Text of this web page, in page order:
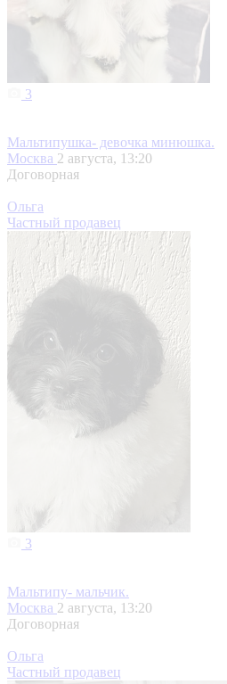
3
Мальтипушка- девочка минюшка.
Москва 2 августа, 13:20
Договорная
Ольга
Частный продавец
3
Мальтипу- мальчик.
Москва 2 августа, 13:20
Договорная
Ольга
Частный продавец